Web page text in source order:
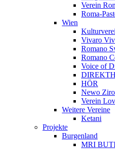
Verein
Roma-
Wien
Vivaro
Romano
Romano
Voice of
HÖR
Newo Ziro
Verein
Weitere Vereine
Ketani
Projekte
Burgenland
MRI